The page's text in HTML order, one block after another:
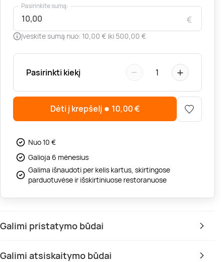
€
Pasirinkite sumą:
Įveskite sumą nuo: 10,00 € iki 500,00 €
Pasirinkti kiekį − 1 +
Dėti į krepšelį 10,00€
Nuo 10 €
Galioja 6 mėnesius
Galima išnaudoti per kelis kartus, skirtingose
parduotuvėse ir išskirtiniuose restoranuose
Galimi pristatymo būdai
Galimi atsiskaitymo būdai